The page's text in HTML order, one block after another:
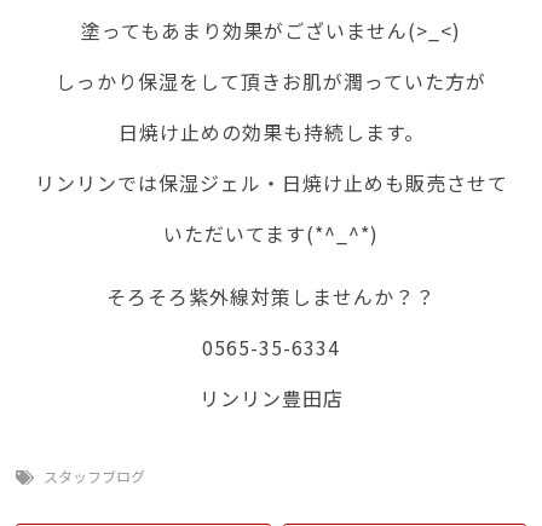
塗ってもあまり効果がございません(>_<)
しっかり保湿をして頂きお肌が潤っていた方が
日焼け止めの効果も持続します。
リンリンでは保湿ジェル・日焼け止めも販売させて
いただいてます(*^_^*)
そろそろ紫外線対策しませんか？？
0565-35-6334
リンリン豊田店
スタッフブログ